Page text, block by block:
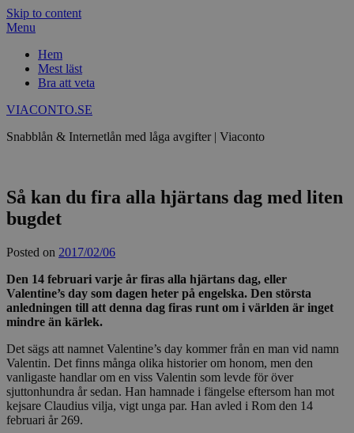
Skip to content
Menu
Hem
Mest läst
Bra att veta
VIACONTO.SE
Snabblån & Internetlån med låga avgifter | Viaconto
Så kan du fira alla hjärtans dag med liten
bugdet
Posted on 2017/02/06
Den 14 februari varje år firas alla hjärtans dag, eller
Valentine’s day som dagen heter på engelska. Den största
anledningen till att denna dag firas runt om i världen är inget
mindre än kärlek.
Det sägs att namnet Valentine’s day kommer från en man vid namn
Valentin. Det finns många olika historier om honom, men den
vanligaste handlar om en viss Valentin som levde för över
sjuttonhundra år sedan. Han hamnade i fängelse eftersom han mot
kejsare Claudius vilja, vigt unga par. Han avled i Rom den 14
februari år 269.